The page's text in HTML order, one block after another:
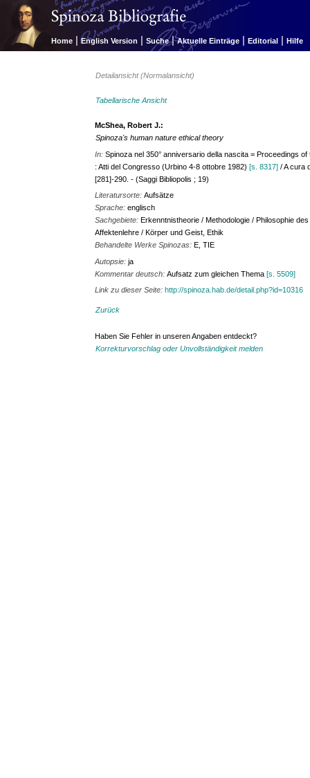
Home | English Version | Suche | Aktuelle Einträge | Editorial | Hilfe
Detailansicht (Normalansicht)
Tabellarische Ansicht
McShea, Robert J.:
Spinoza's human nature ethical theory
In:Spinoza nel 350° anniversario della nascita = Proceedings
: Atti del Congresso (Urbino 4-8 ottobre 1982)[s. 8317] / A cura
[281]-290. - (Saggi Bibliopolis ; 19)
Literatursorte:Aufsätze
Sprache:englisch
Sachgebiete:Erkenntnistheorie / Methodologie / Philosophie
Affektenlehre / Körper und Geist, Ethik
Behandelte Werke Spinozas:E, TIE
Autopsie:ja
Kommentar deutsch:Aufsatz zum gleichen Thema[s. 5509]
Link zu dieser Seite:http://spinoza.hab.de/detail.php?id=10316
Zurück
Haben Sie Fehler in unseren Angaben entdeckt?
Korrekturvorschlag oder Unvollständigkeit melden